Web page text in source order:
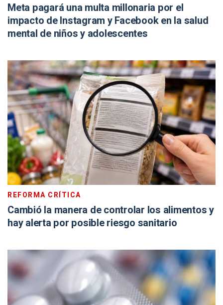
Meta pagará una multa millonaria por el
impacto de Instagram y Facebook en la salud
mental de niños y adolescentes
REFORMA CRÍTICA
Cambió la manera de controlar los alimentos y
hay alerta por posible riesgo sanitario